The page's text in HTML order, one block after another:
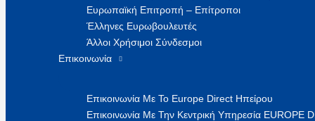
Ευρωπαϊκή Επιτροπή – Επίτροποι
Έλληνες Ευρωβουλευτές
Άλλοι Χρήσιμοι Σύνδεσμοι
Επικοινωνία
Επικοινωνία Με Το Europe Direct Ηπείρου
Επικοινωνία Με Την Κεντρική Υπηρεσία EUROPE